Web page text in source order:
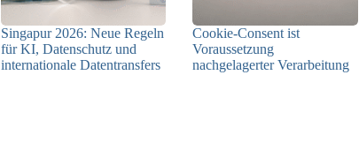
Singapur 2026: Neue Regeln
für KI, Datenschutz und
internationale Datentransfers
Cookie-Consent ist
Voraussetzung
nachgelagerter Verarbeitung